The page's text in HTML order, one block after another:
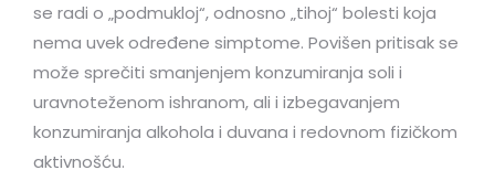
se radi o „podmukloj“, odnosno „tihoj“ bolesti koja
nema uvek određene simptome. Povišen pritisak se
može sprečiti smanjenjem konzumiranja soli i
uravnoteženom ishranom, ali i izbegavanjem
konzumiranja alkohola i duvana i redovnom fizičkom
aktivnošću.